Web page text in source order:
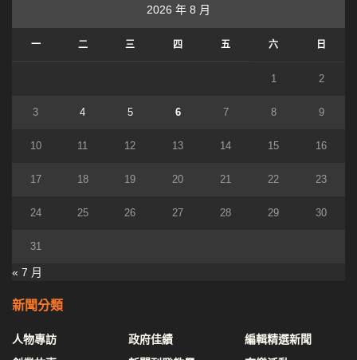
2026 年 8 月
一 二 三 四 五 六 日
1 2
3 4 5 6 7 8 9
10 11 12 13 14 15 16
17 18 19 20 21 22 23
24 25 26 27 28 29 30
31
« 7 月
新聞分類
人物專訪
政府佳績
編輯精選新聞